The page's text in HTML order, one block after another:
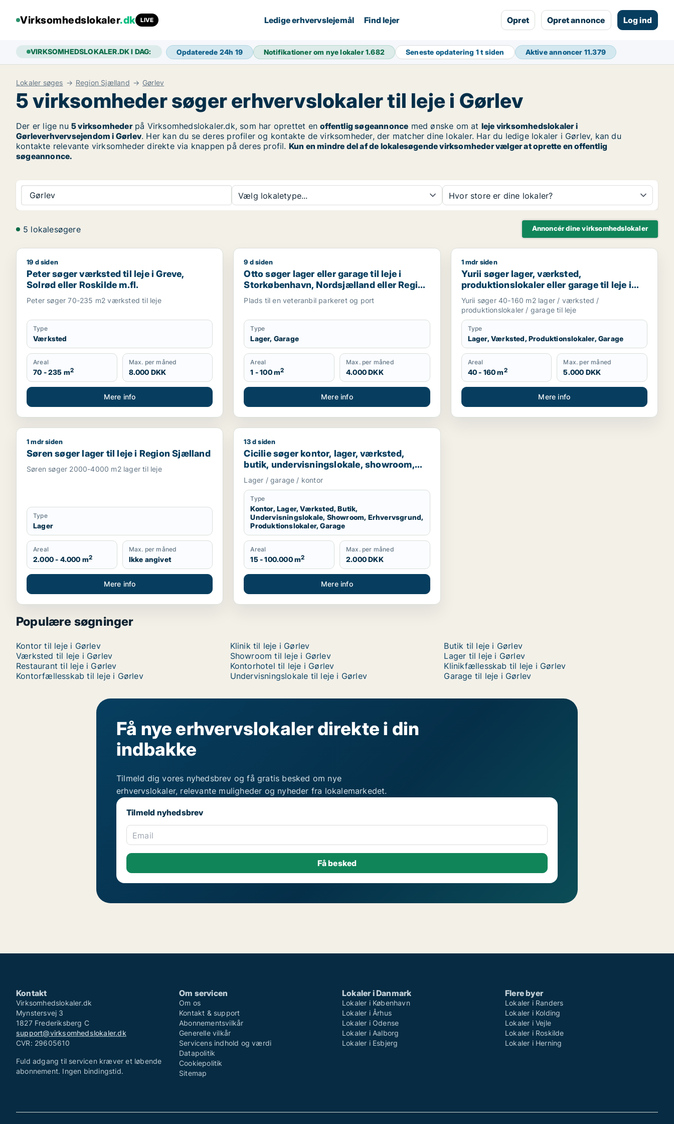
Virksomhedslokaler.dk LIVE Ledige erhvervslejemål Find lejer Opret Opret annonce Log ind
VIRKSOMHEDSLOKALER.DK I DAG: Opdaterede 24h 19 Notifikationer om nye lokaler1.682 Seneste opdatering 1 t siden Aktive annoncer 11.379
Lokaler søges Region Sjælland Gørlev
5 virksomheder søger erhvervslokaler til leje i Gørlev
Der er lige nu 5 virksomhederpå Virksomhedslokaler.dk, som har oprettet enoffentlig søgeannonce med ønske om at leje virksomhedslokaler i
Gørleverhvervsejendom i Gørlev. Her kan du se deres profiler og kontakte de virksomheder, der matcher dine lokaler. Har du ledige lokaler i Gørlev, kan du
kontakte relevante virksomheder direkte via knappen på deres profil. Kun en mindre del af de lokalesøgende virksomheder vælger at oprette en offentlig
søgeannonce.
Gørlev Vælg lokaletype... Hvor store er dine lokaler?
5 lokalesøgere Annoncér dine virksomhedslokaler
Peter søger værksted til leje i Greve, Solrød eller Roskilde m.fl.
19 d siden
Peter søger værksted til leje i Greve,
Solrød eller Roskilde m.fl.
Peter søger 70-235 m2 værksted til leje
Type
Værksted
Areal
70 - 235 m2
Max. per måned
8.000 DKK
Mere info
Otto søger lager eller garage til leje i Storkøbenhavn, Nordsjælland eller Region Sjælland
9 d siden
Otto søger lager eller garage til leje i
Storkøbenhavn, Nordsjælland eller Region
Sjælland
Plads til en veteranbil parkeret og port
Type
Lager, Garage
Areal
1 - 100 m2
Max. per måned
4.000 DKK
Mere info
Yurii søger lager, værksted, produktionslokaler eller
1 mdr siden
Yurii søger lager, værksted,
produktionslokaler eller garage til leje i
Region Sjælland
Yurii søger 40-160 m2 lager / værksted /
produktionslokaler / garage til leje
Type
Lager, Værksted, Produktionslokaler, Garage
Areal
40 - 160 m2
Max. per måned
5.000 DKK
Mere info
Søren søger lager til leje i Region Sjælland
1 mdr siden
Søren søger lager til leje i Region Sjælland
Søren søger 2000-4000 m2 lager til leje
Type
Lager
Areal
2.000 - 4.000 m2
Max. per måned
Ikke angivet
Mere info
Cicilie søger kontor, lager, værksted, butik, undervisningslokale, showroom, erhvervsgrund,
13 d siden
Cicilie søger kontor, lager, værksted,
butik, undervisningslokale, showroom,
erhvervsgrund, produktionslokaler eller
garage til leje i Region Sjælland eller
Nordsjælland
Lager / garage / kontor
Type
Kontor, Lager, Værksted, Butik,
Undervisningslokale, Showroom, Erhvervsgrund,
Produktionslokaler, Garage
Areal
15 - 100.000 m2
Max. per måned
2.000 DKK
Mere info
Populære søgninger
Kontor til leje i Gørlev Klinik til leje i Gørlev
Butik til leje i Gørlev
Værksted til leje i Gørlev
Showroom til leje i Gørlev
Lager til leje i Gørlev
Restaurant til leje i Gørlev
Kontorhotel til leje i Gørlev
Klinikfællesskab til leje i Gørlev
Kontorfællesskab til leje i Gørlev
Undervisningslokale til leje i Gørlev Garage til leje i Gørlev
Få nye erhvervslokaler direkte i din
indbakke
Tilmeld dig vores nyhedsbrev og få gratis besked om nye
erhvervslokaler, relevante muligheder og nyheder fra lokalemarkedet.
Tilmeld nyhedsbrev
Email
Kontakt
Virksomhedslokaler.dk
Mynstersvej 3
1827 Frederiksberg C
support@virksomhedslokaler.dk
CVR: 29605610
Fuld adgang til servicen kræver et løbende
abonnement. Ingen bindingstid.
Om servicen
Om os
Kontakt & support
Abonnementsvilkår
Generelle vilkår
Servicens indhold og værdi
Datapolitik
Cookiepolitik
Sitemap
Lokaler i Danmark
Lokaler i København
Lokaler i Århus
Lokaler i Odense
Lokaler i Aalborg
Lokaler i Esbjerg
Flere byer
Lokaler i Randers
Lokaler i Kolding
Lokaler i Vejle
Lokaler i Roskilde
Lokaler i Herning